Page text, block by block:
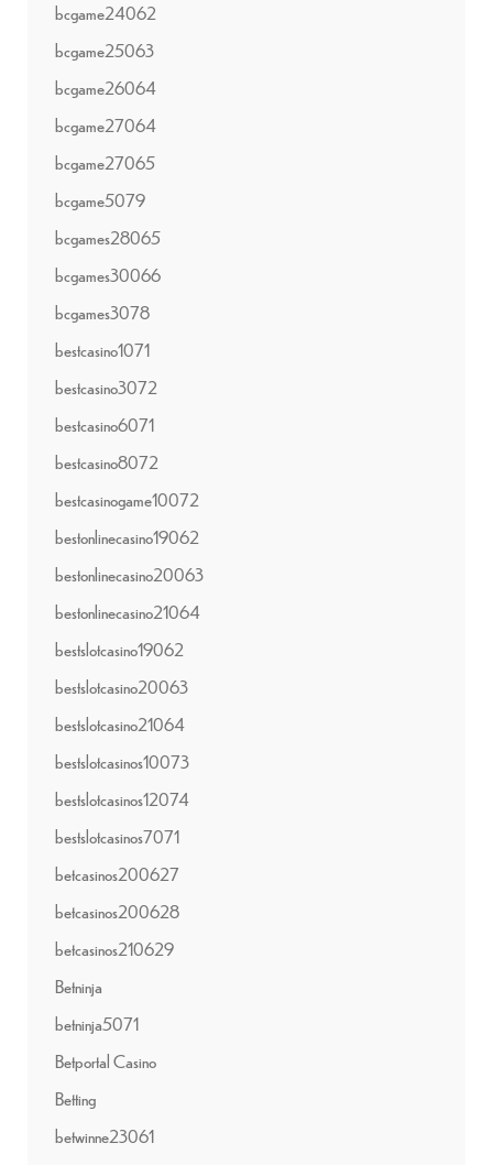
bcgame24062
bcgame25063
bcgame26064
bcgame27064
bcgame27065
bcgame5079
bcgames28065
bcgames30066
bcgames3078
bestcasino1071
bestcasino3072
bestcasino6071
bestcasino8072
bestcasinogame10072
bestonlinecasino19062
bestonlinecasino20063
bestonlinecasino21064
bestslotcasino19062
bestslotcasino20063
bestslotcasino21064
bestslotcasinos10073
bestslotcasinos12074
bestslotcasinos7071
betcasinos200627
betcasinos200628
betcasinos210629
Betninja
betninja5071
Betportal Casino
Betting
betwinne23061